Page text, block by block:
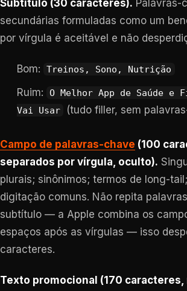
Subtítulo (30 caracteres). Palavras-
secundárias formuladas como um
por vírgula é aceitável e não
Bom: Treinos, Sono, Nutrição
Ruim:
O Melhor App de Saúde e
Vai Usar
(tudo filler, sem
Campo de palavras-chave (100
separados por vírgula, oculto).
plurais; sinônimos; termos de long-
digitação comuns. Não repita
subtítulo — a Apple combina os
espaços após as vírgulas — isso
caracteres.
Texto promocional (170 caracteres,